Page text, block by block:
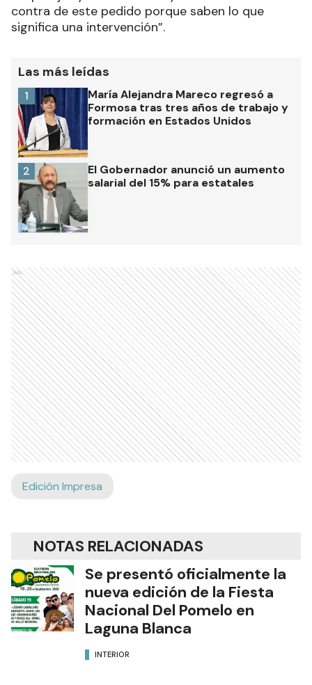
contra de este pedido porque saben lo que
significa una intervención”.
Las más leídas
María Alejandra Mareco regresó a
Formosa tras tres años de trabajo y
formación en Estados Unidos
1
El Gobernador anunció un aumento
salarial del 15% para estatales
2
Ads
Edición Impresa
NOTAS RELACIONADAS
Se presentó oficialmente la
nueva edición de la Fiesta
Nacional Del Pomelo en
Laguna Blanca
INTERIOR